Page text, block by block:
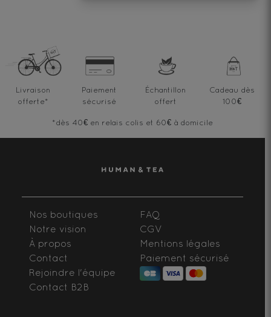
Livraison
offerte*
Paiement
sécurisé
Échantillon
offert
Cadeau dès
100€
*dès 40€ en relais colis et 60€ à domicile
Nos boutiques
Notre vision
À propos
Contact
Rejoindre l'équipe
Contact B2B
FAQ
CGV
Mentions légales
Paiement sécurisé